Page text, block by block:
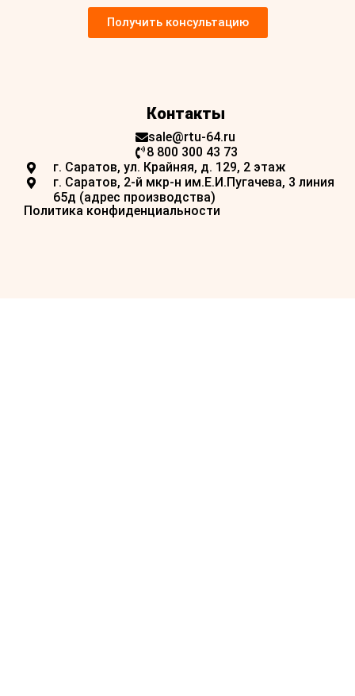
Получить консультацию
Контакты
sale@rtu-64.ru
8 800 300 43 73
г. Саратов, ул. Крайняя, д. 129, 2 этаж
г. Саратов, 2-й мкр-н им.Е.И.Пугачева, 3 линия
65д (адрес производства)
Политика конфиденциальности